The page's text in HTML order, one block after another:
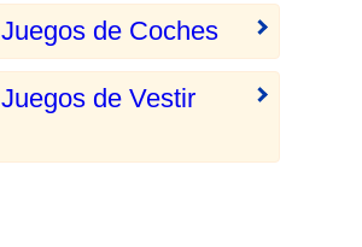
Juegos de Coches
Juegos de Vestir